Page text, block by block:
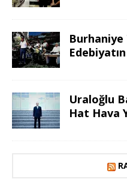
Burhaniye
Uraloğlu
Hat Hava